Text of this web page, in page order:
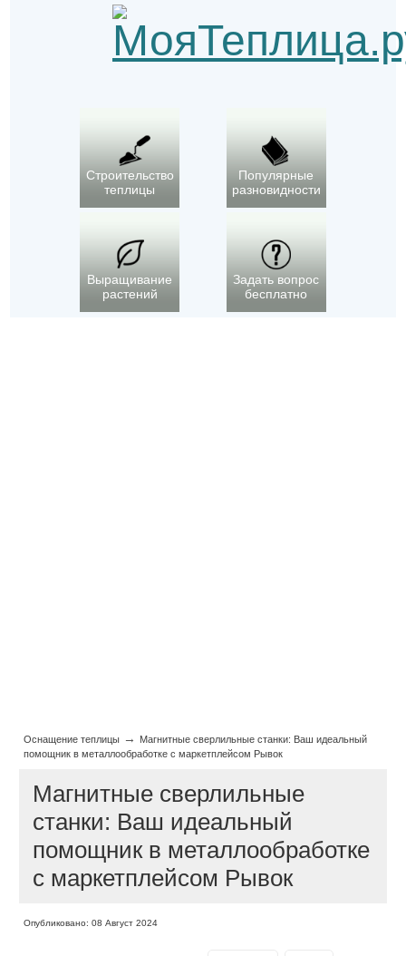
Строительство
теплицы
Популярные
разновидности
Выращивание
растений
Задать вопрос
бесплатно
Оснащение теплицы →
Магнитные сверлильные станки: Ваш идеальный
помощник в металлообработке с маркетплейсом Рывок
Магнитные сверлильные
станки: Ваш идеальный
помощник в металлообработке
с маркетплейсом Рывок
Опубликовано: 08 Август 2024